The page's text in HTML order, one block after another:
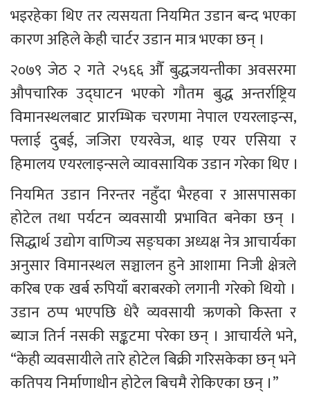
भइरहेका थिए तर त्यसयता नियमित उडान बन्द भएका
कारण अहिले केही चार्टर उडान मात्र भएका छन् ।
२०७९ जेठ २ गते २५६६ औँ बुद्धजयन्तीका अवसरमा
औपचारिक उद्घाटन भएको गौतम बुद्ध अन्तर्राष्ट्रिय
विमानस्थलबाट प्रारम्भिक चरणमा नेपाल एयरलाइन्स,
फ्लाई दुबई, जजिरा एयरवेज, थाइ एयर एसिया र
हिमालय एयरलाइन्सले व्यावसायिक उडान गरेका थिए ।
नियमित उडान निरन्तर नहुँदा भैरहवा र आसपासका
होटेल तथा पर्यटन व्यवसायी प्रभावित बनेका छन् ।
सिद्धार्थ उद्योग वाणिज्य सङ्घका अध्यक्ष नेत्र आचार्यका
अनुसार विमानस्थल सञ्चालन हुने आशामा निजी क्षेत्रले
करिब एक खर्ब रुपियाँ बराबरको लगानी गरेको थियो ।
उडान ठप्प भएपछि धेरै व्यवसायी ऋणको किस्ता र
ब्याज तिर्न नसकी सङ्कटमा परेका छन् । आचार्यले भने,
“केही व्यवसायीले तारे होटेल बिक्री गरिसकेका छन् भने
कतिपय निर्माणाधीन होटेल बिचमै रोकिएका छन् ।”